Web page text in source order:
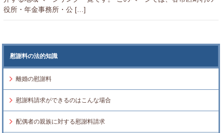
役所・年金事務所・公 […]
慰謝料の法的知識
離婚の慰謝料
慰謝料請求ができるのはこんな場合
配偶者の親族に対する慰謝料請求